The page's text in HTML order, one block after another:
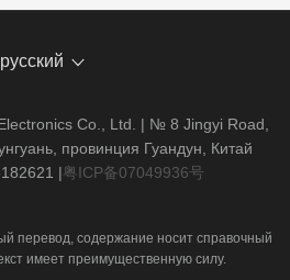
русский
Co., Ltd. | № 8 Jingyi Road,
провинция Гуандун, Китай
|粤ICP备07049936号
перевод, содержание носит справочный
имеет преимущественную силу.